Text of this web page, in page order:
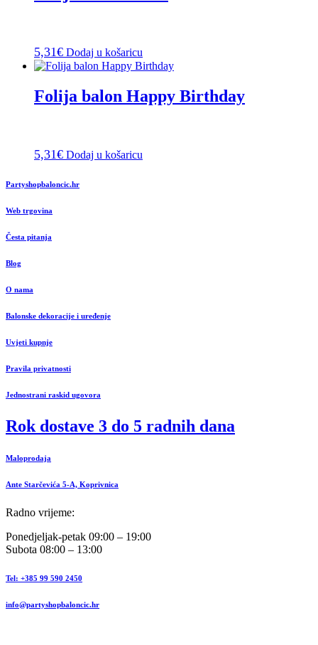
5,31€ Dodaj u košaricu
Folija balon Happy Birthday
5,31€ Dodaj u košaricu
Partyshopbaloncic.hr
Web trgovina
Česta pitanja
Blog
O nama
Balonske dekoracije i uređenje
Uvjeti kupnje
Pravila privatnosti
Jednostrani raskid ugovora
Rok dostave 3 do 5 radnih dana
Maloprodaja
Ante Starčevića 5-A, Koprivnica
Radno vrijeme:
Ponedjeljak-petak 09:00 – 19:00
Subota 08:00 – 13:00
Tel: +385 99 590 2450
info@partyshopbaloncic.hr